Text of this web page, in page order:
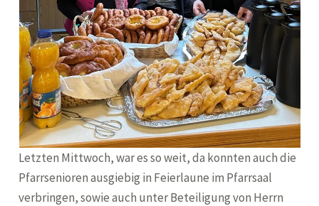
Letzten Mittwoch, war es so weit, da konnten auch die
Pfarrsenioren ausgiebig in Feierlaune im Pfarrsaal
verbringen, sowie auch unter Beteiligung von Herrn